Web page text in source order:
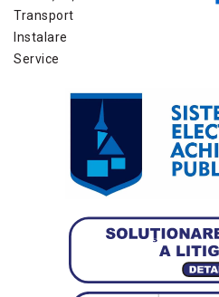
Transport
Instalare
Service